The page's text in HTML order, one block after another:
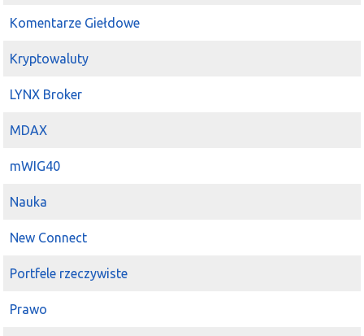
Komentarze Giełdowe
Kryptowaluty
LYNX Broker
MDAX
mWIG40
Nauka
New Connect
Portfele rzeczywiste
Prawo